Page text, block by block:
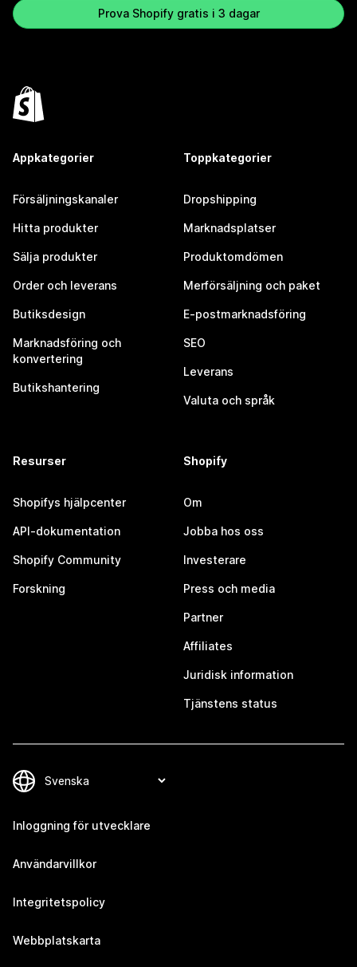
Prova Shopify gratis i 3 dagar
Appkategorier
Försäljningskanaler
Hitta produkter
Sälja produkter
Order och leverans
Butiksdesign
Marknadsföring och
konvertering
Butikshantering
Toppkategorier
Dropshipping
Marknadsplatser
Produktomdömen
Merförsäljning och paket
E-postmarknadsföring
SEO
Leverans
Valuta och språk
Resurser
Shopifys hjälpcenter
API-dokumentation
Shopify Community
Forskning
Shopify
Om
Jobba hos oss
Investerare
Press och media
Partner
Affiliates
Juridisk information
Tjänstens status
Inloggning för utvecklare
Användarvillkor
Integritetspolicy
Webbplatskarta